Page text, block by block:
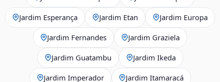
Jardim Esperança Jardim Etan Jardim Europa
Jardim Fernandes Jardim Graziela
Jardim Guatambu Jardim Ikeda
Jardim Imperador Jardim Itamaracá